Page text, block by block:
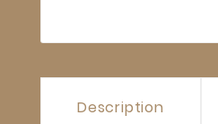
Description